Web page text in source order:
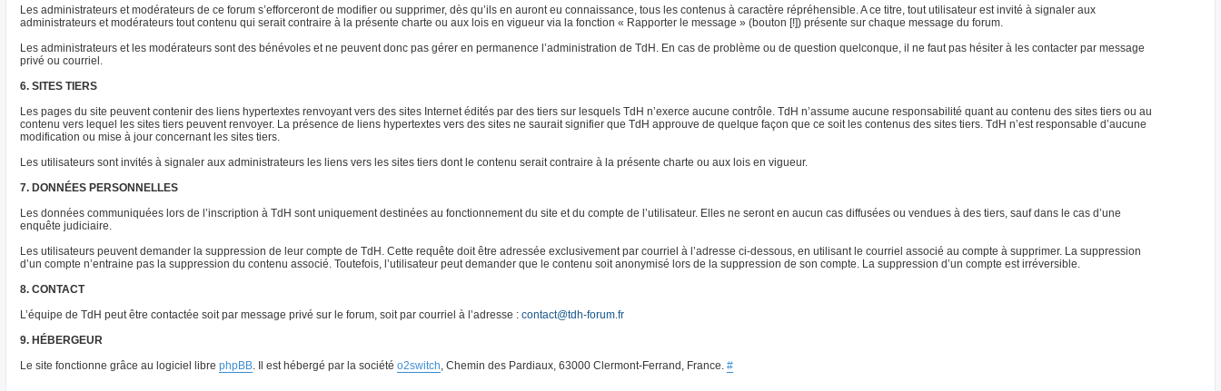
Les administrateurs et modérateurs de ce forum s’efforceront de modifier ou supprimer, dès qu’ils en auront eu connaissance, tous les contenus à caractère répréhensible. A ce titre, tout utilisateur est invité à signaler aux
administrateurs et modérateurs tout contenu qui serait contraire à la présente charte ou aux lois en vigueur via la fonction « Rapporter le message » (bouton [!]) présente sur chaque message du forum.
Les administrateurs et les modérateurs sont des bénévoles et ne peuvent donc pas gérer en permanence l’administration de TdH. En cas de problème ou de question quelconque, il ne faut pas hésiter à les contacter par message
privé ou courriel.
6. SITES TIERS
Les pages du site peuvent contenir des liens hypertextes renvoyant vers des sites Internet édités par des tiers sur lesquels TdH n’exerce aucune contrôle. TdH n’assume aucune responsabilité quant au contenu des sites tiers ou au
contenu vers lequel les sites tiers peuvent renvoyer. La présence de liens hypertextes vers des sites ne saurait signifier que TdH approuve de quelque façon que ce soit les contenus des sites tiers. TdH n’est responsable d’aucune
modification ou mise à jour concernant les sites tiers.
Les utilisateurs sont invités à signaler aux administrateurs les liens vers les sites tiers dont le contenu serait contraire à la présente charte ou aux lois en vigueur.
7. DONNÉES PERSONNELLES
Les données communiquées lors de l’inscription à TdH sont uniquement destinées au fonctionnement du site et du compte de l’utilisateur. Elles ne seront en aucun cas diffusées ou vendues à des tiers, sauf dans le cas d’une
enquête judiciaire.
Les utilisateurs peuvent demander la suppression de leur compte de TdH. Cette requête doit être adressée exclusivement par courriel à l’adresse ci-dessous, en utilisant le courriel associé au compte à supprimer. La suppression
d’un compte n’entraine pas la suppression du contenu associé. Toutefois, l’utilisateur peut demander que le contenu soit anonymisé lors de la suppression de son compte. La suppression d’un compte est irréversible.
8. CONTACT
L’équipe de TdH peut être contactée soit par message privé sur le forum, soit par courriel à l’adresse : contact@tdh-forum.fr
9. HÉBERGEUR
Le site fonctionne grâce au logiciel libre phpBB. Il est hébergé par la société o2switch, Chemin des Pardiaux, 63000 Clermont-Ferrand, France. #